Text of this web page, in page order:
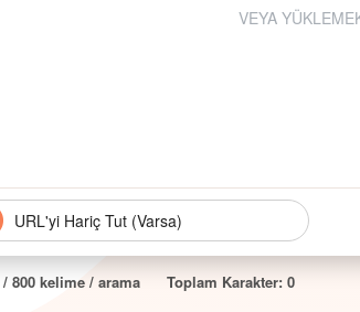
VEYA
/ 800 kelime / arama Toplam Karakter: 0